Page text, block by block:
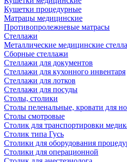
Кушетки процедурные
Матрацы медицинские
Противопролежневые матрасы
Стеллажи
Металлические медицинские
Сборные стеллажи
Стеллажи для документов
Стеллажи для кухонного инвентаря
Стеллажи для лотков
Стеллажи для посуды
Столы, столики
Столы пеленальные, кровати для
Столы смотровые
Столик для транспортировки
Столик типа Гусь
Столики для оборудования
Столики для операционной